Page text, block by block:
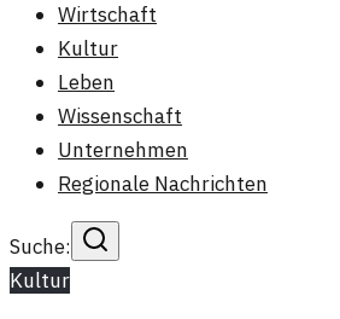
Wirtschaft
Kultur
Leben
Wissenschaft
Unternehmen
Regionale Nachrichten
Suche:
Kultur